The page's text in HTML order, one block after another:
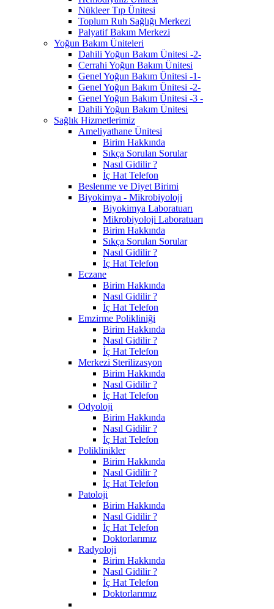
Nükleer Tıp Ünitesi
Toplum Ruh Sağlığı Merkezi
Palyatif Bakım Merkezi
Yoğun Bakım Üniteleri
Dahili Yoğun Bakım Ünitesi -2-
Cerrahi Yoğun Bakım Ünitesi
Genel Yoğun Bakım Ünitesi -1-
Genel Yoğun Bakım Ünitesi -2-
Genel Yoğun Bakım Ünitesi -3 -
Dahili Yoğun Bakım Ünitesi
Sağlık Hizmetlerimiz
Ameliyathane Ünitesi
Birim Hakkında
Sıkça Sorulan Sorular
Nasıl Gidilir ?
İç Hat Telefon
Beslenme ve Diyet Birimi
Biyokimya - Mikrobiyoloji
Biyokimya Laboratuarı
Mikrobiyoloji Laboratuarı
Birim Hakkında
Sıkça Sorulan Sorular
Nasıl Gidilir ?
İç Hat Telefon
Eczane
Birim Hakkında
Nasıl Gidilir ?
İç Hat Telefon
Emzirme Polikliniği
Birim Hakkında
Nasıl Gidilir ?
İç Hat Telefon
Merkezi Sterilizasyon
Birim Hakkında
Nasıl Gidilir ?
İç Hat Telefon
Odyoloji
Birim Hakkında
Nasıl Gidilir ?
İç Hat Telefon
Poliklinikler
Birim Hakkında
Nasıl Gidilir ?
İç Hat Telefon
Patoloji
Birim Hakkında
Nasıl Gidilir ?
İç Hat Telefon
Doktorlarımız
Radyoloji
Birim Hakkında
Nasıl Gidilir ?
İç Hat Telefon
Doktorlarımız